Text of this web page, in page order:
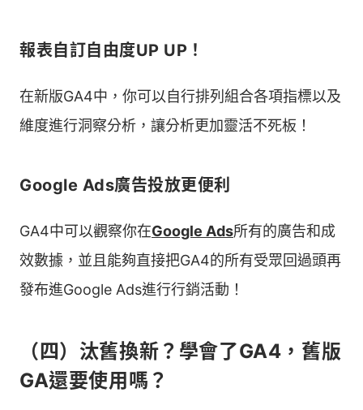
報表自訂自由度UP UP！
在新版GA4中，你可以自行排列組合各項指標以及
維度進行洞察分析，讓分析更加靈活不死板！
Google Ads廣告投放更便利
GA4中可以觀察你在Google Ads所有的廣告和成
效數據，並且能夠直接把GA4的所有受眾回過頭再
發布進Google Ads進行行銷活動！
（四）汰舊換新？學會了GA4，舊版
GA還要使用嗎？